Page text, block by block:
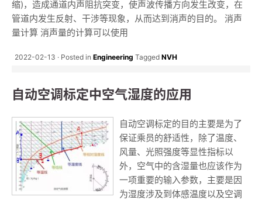
缩)，造成通道内声阻抗突变，使声波传播方向发生改变，在
管道内发生反射、干涉等现象，从而达到消声的目的。 消声
量计算 消声量的计算可以使用
2022-02-13 Posted in Engineering Tagged NVH
自动空调标定中空气湿度的应用
自动空调标定的目的主要是为了
保证乘员的舒适性，除了温度、
风量、光照强度等显性指标以
外，空气中的含湿量也应该作为
一项重要的输入参数，主要是因
为湿度涉及到体感温度以及空调